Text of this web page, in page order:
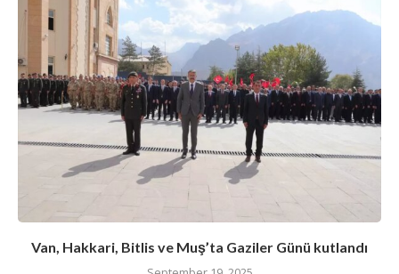
Van, Hakkari, Bitlis ve Muş’ta Gaziler Günü kutlandı